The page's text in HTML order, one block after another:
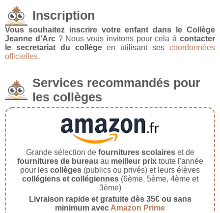
Inscription
Vous souhaitez inscrire votre enfant dans le Collège
Jeanne d'Arc? Nous vous invitons pour cela àcontacter
le secretariat du collègeen utilisant sescoordonnées
officielles.
Services recommandés pour
les collèges
Grande sélection de fournitures scolaireset de
fournitures de bureau au meilleur prixtoute l'année
pour les collèges (publics ou privés) et leurs élèves
collégiens et collégiennes(6ème, 5ème, 4ème et
3ème)
Livraison rapide et gratuite dès 35€ ou sans
minimum avec Amazon Prime